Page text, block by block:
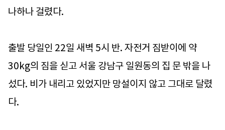
나하나 걸렸다.
출발 당일인 22일 새벽 5시 반. 자전거 짐받이에 약
30kg의 짐을 싣고 서울 강남구 일원동의 집 문 밖을 나
섰다. 비가 내리고 있었지만 망설이지 않고 그대로 달렸
다.